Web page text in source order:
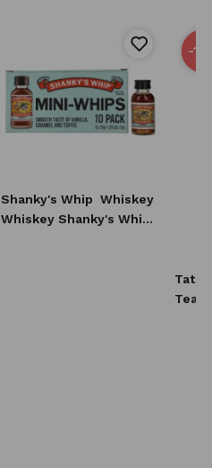
Shanky's Whip Whiskey
Whiskey Shanky's Whip
-15
Tea